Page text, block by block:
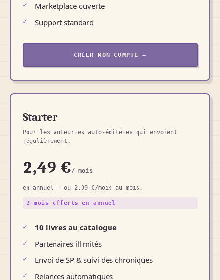
Marketplace ouverte
Support standard
CRÉER MON COMPTE →
Starter
Pour les auteur·es auto-édité·es qui envoient
régulièrement.
2,49 €/ mois
en annuel — ou 2,99 €/mois au mois.
2 mois offerts en annuel
10 livres au catalogue
Partenaires illimités
Envoi de SP & suivi des chroniques
Relances automatiques